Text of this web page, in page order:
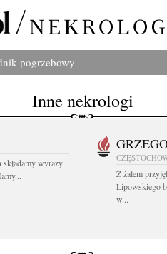
pogrzebowy
Inne nekrologi
wyrazy
Z żalem
Lipowskiego
w...